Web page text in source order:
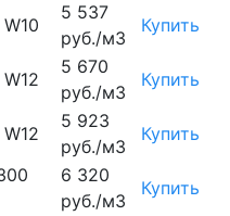
5 537
руб./м3
Купить
5 670
руб./м3
Купить
5 923
руб./м3
Купить
6 320
руб./м3
Купить